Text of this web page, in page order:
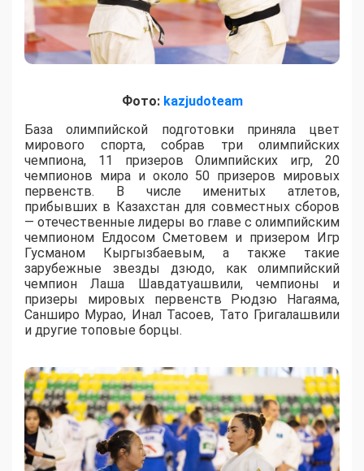
Фото: kazjudoteam
База олимпийской подготовки приняла цвет
мирового спорта, собрав три олимпийских
чемпиона, 11 призеров Олимпийских игр, 20
чемпионов мира и около 50 призеров мировых
первенств. В числе именитых атлетов,
прибывших в Казахстан для совместных сборов
— отечественные лидеры во главе с олимпийским
чемпионом Елдосом Сметовем и призером Игр
Гусманом Кыргызбаевым, а также такие
зарубежные звезды дзюдо, как олимпийский
чемпион Лаша Шавдатуашвили, чемпионы и
призеры мировых первенств Рюдзю Нагаяма,
Санширо Мурао, Инал Тасоев, Тато Григалашвили
и другие топовые борцы.